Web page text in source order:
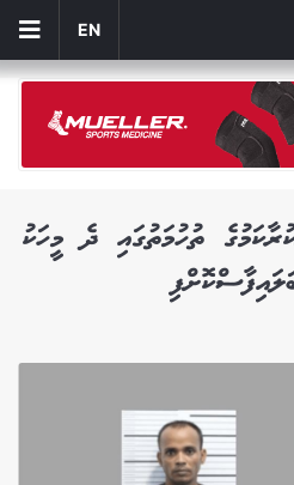
EN
ތުހުމަތުގައި ދެ މީހަކު